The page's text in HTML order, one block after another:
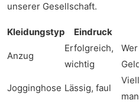
unserer Gesellschaft.
Kleidungstyp Eindruck
Anzug
Erfolgreich,
wichtig
Jogginghose Lässig, faul